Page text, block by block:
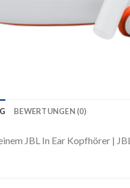
BEWERTUNGEN (0)
JBL In Ear Kopfhörer | JBL